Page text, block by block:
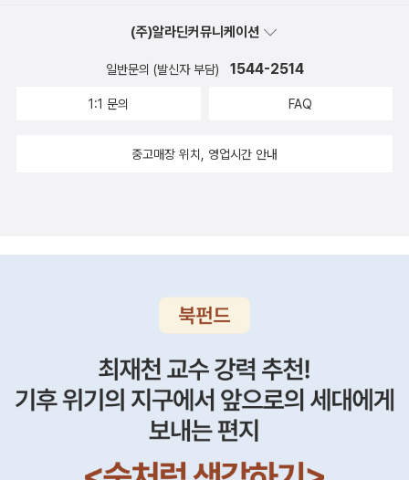
기다리고 있다면 어쩌면 그런 변화는 영원히 오지 않을지 모른다.
삶은 획기적으로 변해 있을 것이다. “하루 한 장이 모여 만들어내
는 기적” 루틴의 힘은 시간이 흐를수록 더 깊고 강해진다 저자는
한 번 읽으면 책장 한구석을 차지하게 마련이지만, 이 책은 일평
어지지 않는다. 오히려 변하는 독자에게 맞춰 더 의미 있는 통찰
년에는 더 좋은 생활 패턴을 가져다줄 수 있다. 꼭 1월 1일부터 시
작할 필요도 없다. 더 능률적으로 일하고 싶고, 삶에 활력을 더하
고 싶다고 느끼는 순간에 책을 펼쳐 그날의 글과 질문을 읽어보
(주)알라딘커뮤니케이션
일반문의 (발신자 부담) 1544-2514
1:1 문의 FAQ
중고매장 위치, 영업시간 안내